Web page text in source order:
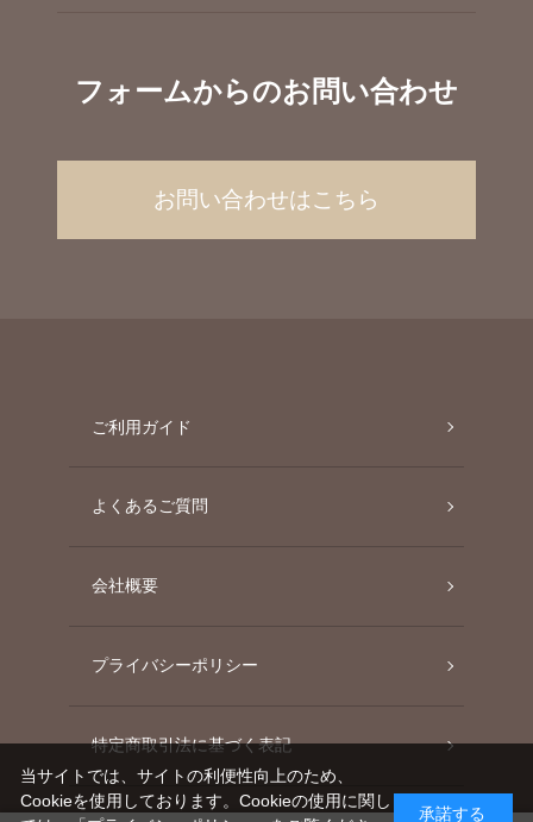
フォームからのお問い合わせ
お問い合わせはこちら
ご利用ガイド
よくあるご質問
会社概要
プライバシーポリシー
特定商取引法に基づく表記
当サイトでは、サイトの利便性向上のため、
Cookieを使用しております。Cookieの使用に関し
承諾する